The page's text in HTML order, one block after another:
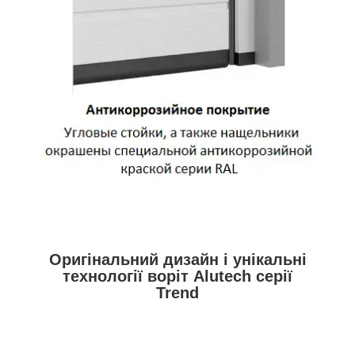
Оригінальний дизайн і унікальні
технології воріт Alutech серії
Trend